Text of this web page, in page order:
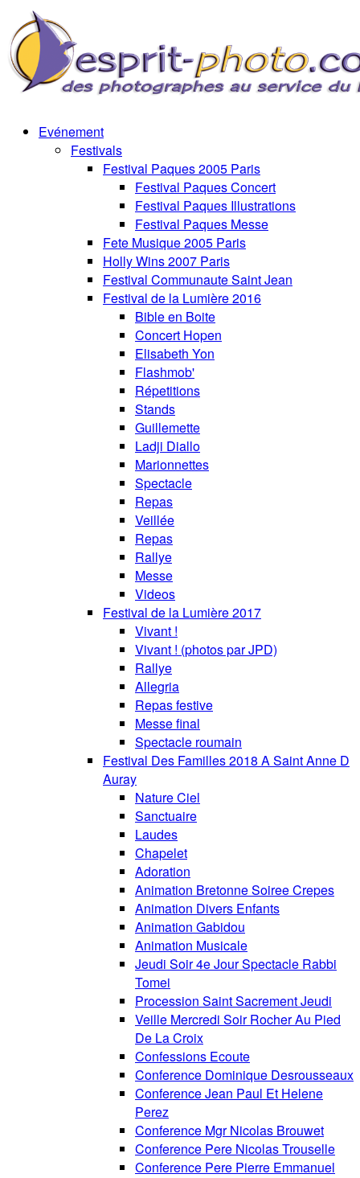
Evénement
Festivals
Festival Paques 2005 Paris
Festival Paques Concert
Festival Paques Illustrations
Festival Paques Messe
Fete Musique 2005 Paris
Holly Wins 2007 Paris
Festival Communaute Saint Jean
Festival de la Lumière 2016
Bible en Boite
Concert Hopen
Elisabeth Yon
Flashmob'
Répetitions
Stands
Guillemette
Ladji Diallo
Marionnettes
Spectacle
Repas
Veillée
Repas
Rallye
Messe
Videos
Festival de la Lumière 2017
Vivant !
Vivant ! (photos par JPD)
Rallye
Allegria
Repas festive
Messe final
Spectacle roumain
Festival Des Familles 2018 A Saint Anne D
Auray
Nature Ciel
Sanctuaire
Laudes
Chapelet
Adoration
Animation Bretonne Soiree Crepes
Animation Divers Enfants
Animation Gabidou
Animation Musicale
Jeudi Soir 4e Jour Spectacle Rabbi
Tomei
Procession Saint Sacrement Jeudi
Veille Mercredi Soir Rocher Au Pied
De La Croix
Confessions Ecoute
Conference Dominique Desrousseaux
Conference Jean Paul Et Helene
Perez
Conference Mgr Nicolas Brouwet
Conference Pere Nicolas Trouselle
Conference Pere Pierre Emmanuel